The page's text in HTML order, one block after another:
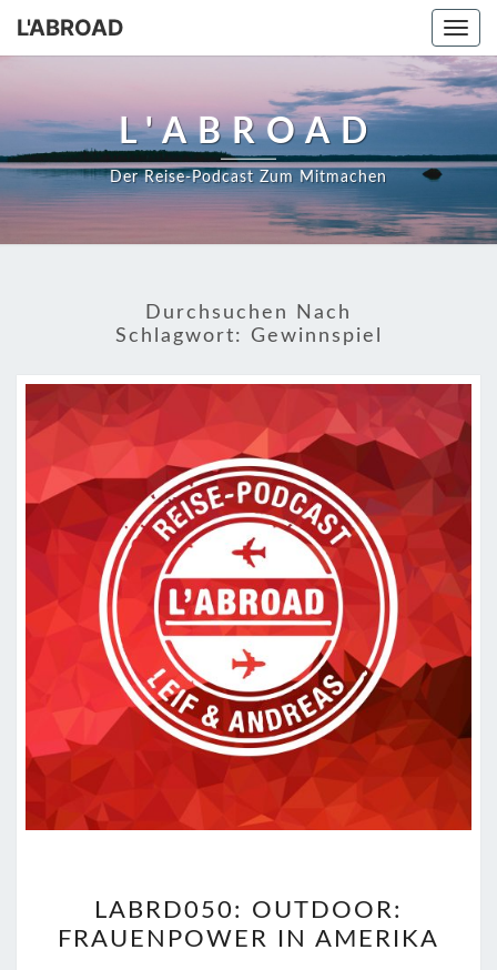
Skip
L'ABROAD
L'ABROAD
Der Reise-Podcast Zum Mitmachen
Durchsuchen Nach
Schlagwort: Gewinnspiel
OUTDOOR:
FRAUENPOWER
LABRD050: OUTDOOR:
FRAUENPOWER IN AMERIKA